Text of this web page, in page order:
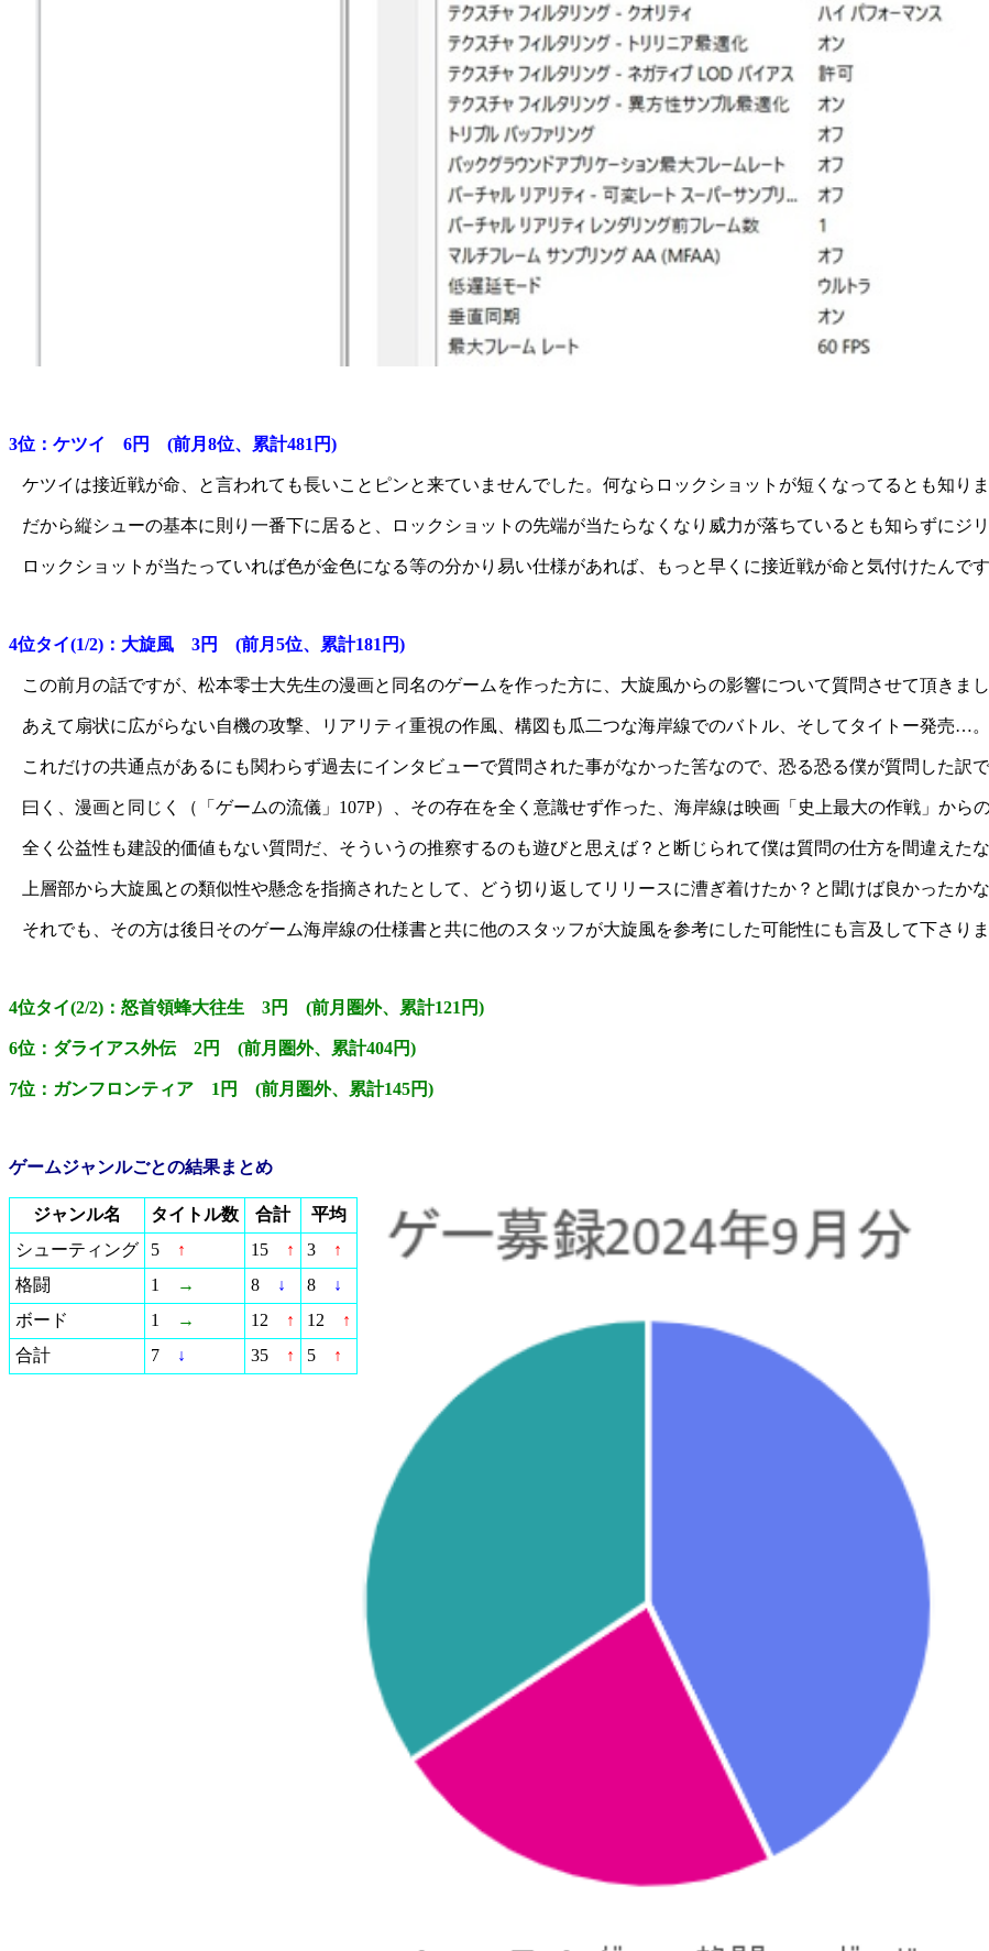
3位：ケツイ 6円 (前月8位、累計481円)
ケツイは接近戦が命、と言われても長いことピンと来ていませんでした。何ならロックショットが短くなってるとも知りま
だから縦シューの基本に則り一番下に居ると、ロックショットの先端が当たらなくなり威力が落ちているとも知らずにジ
ロックショットが当たっていれば色が金色になる等の分かり易い仕様があれば、もっと早くに接近戦が命と気付けたんです
4位タイ(1/2)：大旋風 3円 (前月5位、累計181円)
この前月の話ですが、松本零士大先生の漫画と同名のゲームを作った方に、大旋風からの影響について質問させて頂きまし
あえて扇状に広がらない自機の攻撃、リアリティ重視の作風、構図も瓜二つな海岸線でのバトル、そしてタイトー発売…。
これだけの共通点があるにも関わらず過去にインタビューで質問された事がなかった筈なので、恐る恐る僕が質問した訳で
曰く、漫画と同じく（「ゲームの流儀」107P）、その存在を全く意識せず作った、海岸線は映画「史上最大の作戦」からの
全く公益性も建設的価値もない質問だ、そういうの推察するのも遊びと思えば？と断じられて僕は質問の仕方を間違えたな
上層部から大旋風との類似性や懸念を指摘されたとして、どう切り返してリリースに漕ぎ着けたか？と聞けば良かったかな
それでも、その方は後日そのゲーム海岸線の仕様書と共に他のスタッフが大旋風を参考にした可能性にも言及して下さりま
4位タイ(2/2)：怒首領蜂大往生 3円 (前月圏外、累計121円)
6位：ダライアス外伝 2円 (前月圏外、累計404円)
7位：ガンフロンティア 1円 (前月圏外、累計145円)
ゲームジャンルごとの結果まとめ
ジャンル名 タイトル数 合計
平均
シューティング
5 ↑ 15 ↑ 3
↑
格闘
1 → 8 ↓ 8
↓
ボード
1 → 12 ↑ 12
↑
合計
7 ↓ 35 ↑ 5 ↑